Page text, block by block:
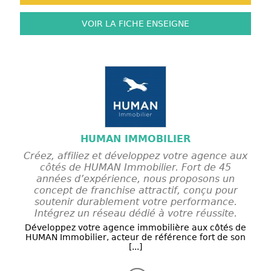
VOIR LA FICHE ENSEIGNE
HUMAN IMMOBILIER
Créez, affiliez et développez votre agence aux
côtés de HUMAN Immobilier. Fort de 45
années d’expérience, nous proposons un
concept de franchise attractif, conçu pour
soutenir durablement votre performance.
Intégrez un réseau dédié à votre réussite.
Développez votre agence immobilière aux côtés de
HUMAN Immobilier, acteur de référence fort de son
[...]